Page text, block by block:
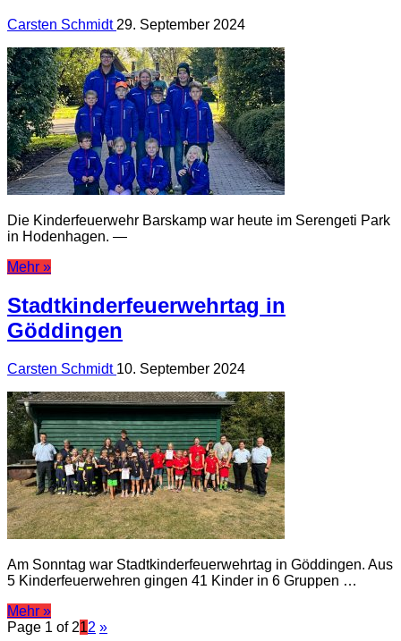
Carsten Schmidt 29. September 2024
Die Kinderfeuerwehr Barskamp war heute im Serengeti Park
in Hodenhagen. —
Mehr »
Stadtkinderfeuerwehrtag in
Göddingen
Carsten Schmidt 10. September 2024
Am Sonntag war Stadtkinderfeuerwehrtag in Göddingen. Aus
5 Kinderfeuerwehren gingen 41 Kinder in 6 Gruppen …
Mehr »
Page 1 of 212 »